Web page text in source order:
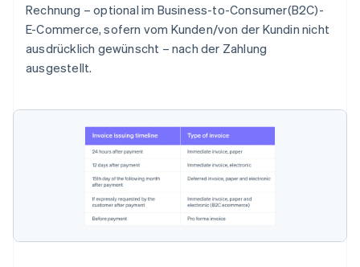
Rechnung – optional im Business-to-Consumer(B2C)-
E-Commerce, sofern vom Kunden/von der Kundin nicht
ausdrücklich gewünscht – nach der Zahlung
ausgestellt.